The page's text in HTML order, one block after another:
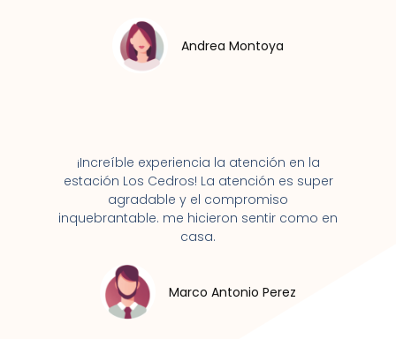
Andrea Montoya
¡Increíble experiencia la atención en la
estación Los Cedros! La atención es super
agradable y el compromiso
inquebrantable. me hicieron sentir como en
casa.
Marco Antonio Perez